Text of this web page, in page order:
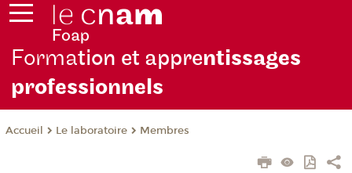
Formation et apprentissages
professionnels
Accueil Le laboratoire Membres